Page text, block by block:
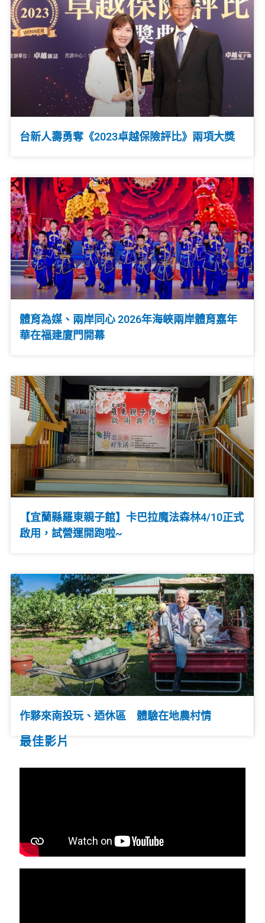
台新人壽勇奪《2023卓越保險評比》兩項大獎
體育為媒、兩岸同心 2026年海峽兩岸體育嘉年
華在福建廈門開幕
【宜蘭縣羅東親子館】卡巴拉魔法森林4/10正式
啟用，試營運開跑啦~
作夥來南投玩、迺休區 體驗在地農村情
最佳影片